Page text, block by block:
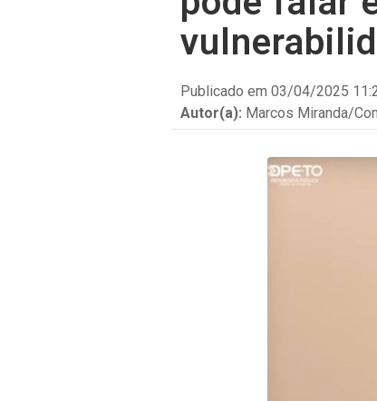
Comissão Própria de Avaliação
Missão, visão, valores e princípios
Grupos de pesquisa científica
Publicado em 03/04/2025
Autor(a): Marcos Miranda/